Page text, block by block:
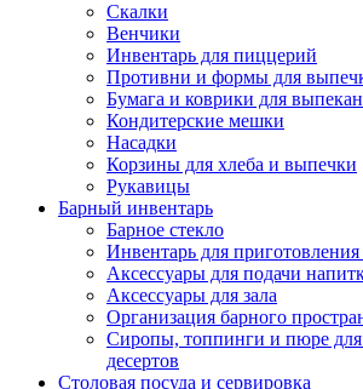
Скалки
Венчики
Инвентарь для пиццерий
Противни и формы для
Бумага и коврики для
Кондитерские мешки
Насадки
Корзины для хлеба и выпечки
Рукавицы
Барный инвентарь
Барное стекло
Инвентарь для приготовления
Аксессуары для подачи
Аксессуары для зала
Организация барного
Сиропы, топпинги и пюре для
десертов
Столовая посуда и сервировка